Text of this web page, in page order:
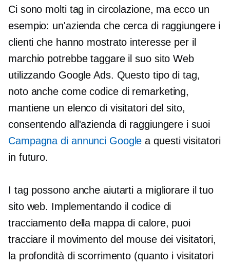
Ci sono molti tag in circolazione, ma ecco un
esempio: un'azienda che cerca di raggiungere i
clienti che hanno mostrato interesse per il
marchio potrebbe taggare il suo sito Web
utilizzando Google Ads. Questo tipo di tag,
noto anche come codice di remarketing,
mantiene un elenco di visitatori del sito,
consentendo all'azienda di raggiungere i suoi
Campagna di annunci Google a questi visitatori
in futuro.
I tag possono anche aiutarti a migliorare il tuo
sito web. Implementando il codice di
tracciamento della mappa di calore, puoi
tracciare il movimento del mouse dei visitatori,
la profondità di scorrimento (quanto i visitatori